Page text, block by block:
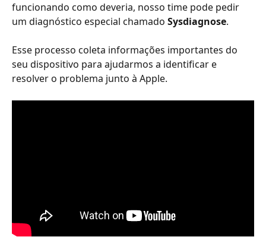
funcionando como deveria, nosso time pode pedir
um diagnóstico especial chamado Sysdiagnose.
Esse processo coleta informações importantes do
seu dispositivo para ajudarmos a identificar e
resolver o problema junto à Apple.